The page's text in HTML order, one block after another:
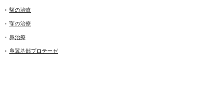
額の治療
顎の治療
鼻治療
鼻翼基部プロテーゼ